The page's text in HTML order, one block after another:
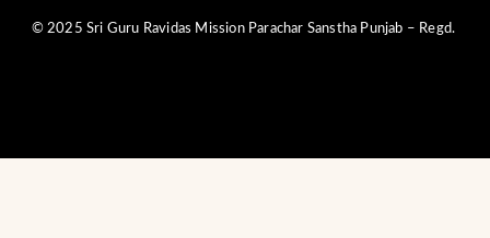
© 2025 Sri Guru Ravidas Mission Parachar Sanstha Punjab – Regd.